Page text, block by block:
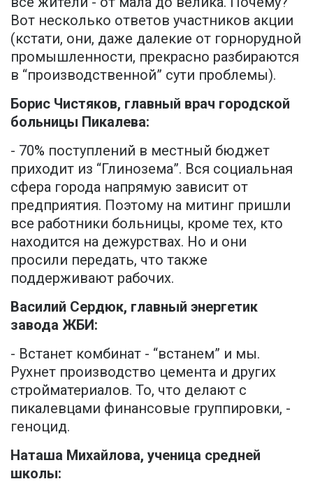
Вот несколько ответов участников акции
(кстати, они, даже далекие от горнорудной
промышленности, прекрасно разбираются
в “производственной” сути проблемы).
Борис Чистяков, главный врач городской
больницы Пикалева:
- 70% поступлений в местный бюджет
приходит из “Глинозема”. Вся социальная
сфера города напрямую зависит от
предприятия. Поэтому на митинг пришли
все работники больницы, кроме тех, кто
находится на дежурствах. Но и они
просили передать, что также
поддерживают рабочих.
Василий Сердюк, главный энергетик
завода ЖБИ:
- Встанет комбинат - “встанем” и мы.
Рухнет производство цемента и других
стройматериалов. То, что делают с
пикалевцами финансовые группировки, -
геноцид.
Наташа Михайлова, ученица средней
школы: